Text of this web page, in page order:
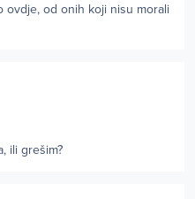
ovdje, od onih koji nisu morali
ili grešim?